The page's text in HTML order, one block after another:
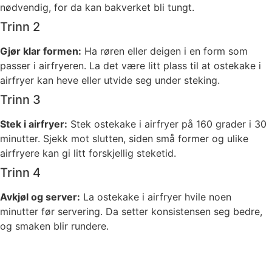
nødvendig, for da kan bakverket bli tungt.
Trinn 2
Gjør klar formen: Ha røren eller deigen i en form som
passer i airfryeren. La det være litt plass til at ostekake i
airfryer kan heve eller utvide seg under steking.
Trinn 3
Stek i airfryer: Stek ostekake i airfryer på 160 grader i 30
minutter. Sjekk mot slutten, siden små former og ulike
airfryere kan gi litt forskjellig steketid.
Trinn 4
Avkjøl og server: La ostekake i airfryer hvile noen
minutter før servering. Da setter konsistensen seg bedre,
og smaken blir rundere.